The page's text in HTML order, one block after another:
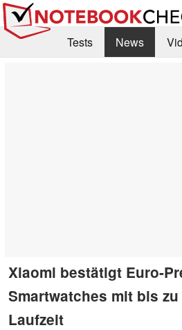
Tests News
Xiaomi bestätigt Euro-
Smartwatches mit bis
Laufzeit